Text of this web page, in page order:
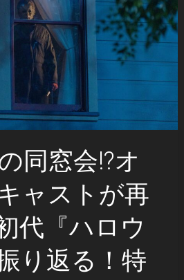
同窓会!?オ
ャストが再
代『ハロウ
り返る！特